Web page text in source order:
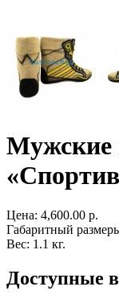
Мужские
Цена: 4,600.00 р.
Габаритный
Вес: 1.1 кг.
Доступные